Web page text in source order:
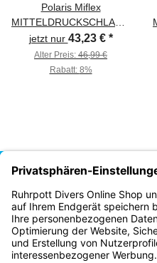
Polaris Miflex
MITTELDRUCKSCHLAUCH
1000mm Weiß 3/8"
jetzt nur 43,23 € *
Alter Preis: 46,99 €
Rabatt: 8%